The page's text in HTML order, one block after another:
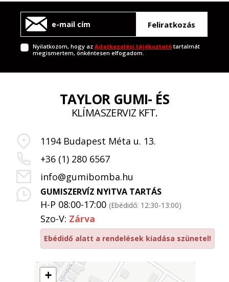
Feliratkozás
Nyilatkozom, hogy azAdatkezelési tájékoztató tartalmát
megismertem, önkéntesen elfogadom.
+
TAYLOR GUMI- ÉS
KLÍMASZERVIZ KFT.
1194 Budapest Méta u. 13.
+36 (1) 280 6567
info@gumibomba.hu
GUMISZERVÍZ NYITVA TARTÁS
H-P 08:00-17:00 (Ebédidő: 12:30-13:00)
Szo-V: Zárva
Ebédidő alatt a rendelések kiadása szünetel!